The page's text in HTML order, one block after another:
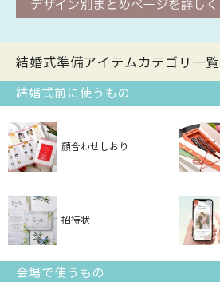
結婚式準備アイテムカテゴリ一覧
結婚式前に使うもの
顔合わせしおり
招待状
会場で使うもの